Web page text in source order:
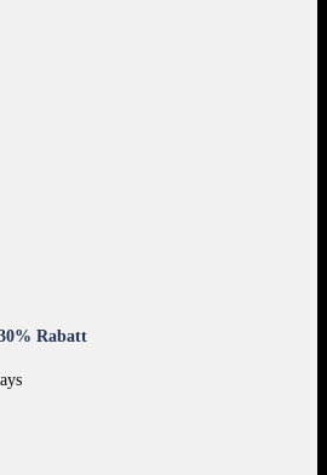
Rabatt